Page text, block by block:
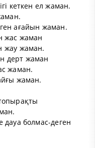
кеткен ел жаман.
ағайын жаман.
жас жаман
жау жаман.
дерт жаман
жаман.
жаман.
дауа болмас-деген